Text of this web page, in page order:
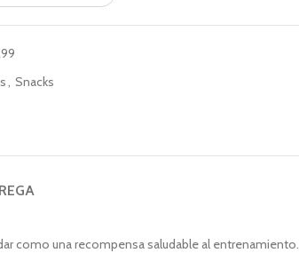
, Snacks
como una recompensa saludable al entrenamiento.